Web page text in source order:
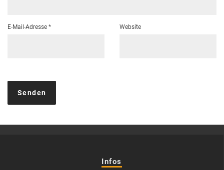
E-Mail-Adresse * Website
Infos